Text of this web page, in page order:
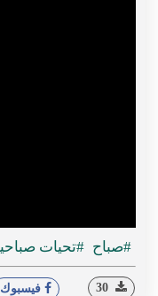
#صباح #تحيات
فيسبوك